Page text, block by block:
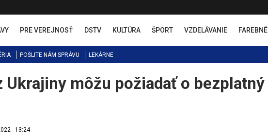
PRE VEREJNOSŤ DSTV KULTÚRA ŠPORT VZDELÁVANIE FAREBNÉ
POŠLITE NÁM SPRÁVU LEKÁRNE
Ukrajiny môžu požiadať o bezplatný
- 13:24